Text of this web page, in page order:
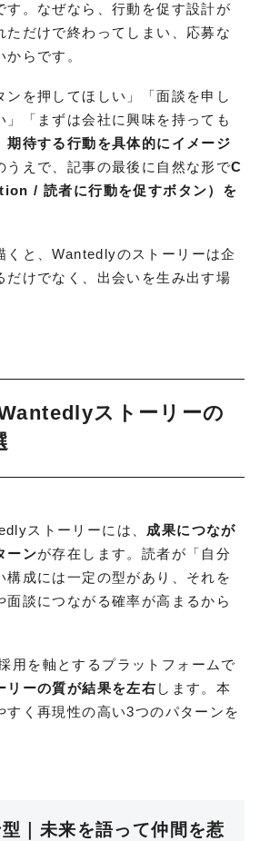
す。なぜなら、行動を促す設計が
ただけで終わってしまい、応募な
らです。
ンを押してほしい」「面談を申し
」「まずは会社に興味を持っても
期待する行動を具体的にイメージ
うえで、記事の最後に自然な形でC
/ 読者に行動を促すボタン）を
くと、Wantedlyのストーリーは企
だけでなく、出会いを生み出す場
ストーリーの
ストーリーには、 成果につなが
ーンが存在します。読者が「自分
構成には一定の型があり、それを
面談につながる確率が高まるから
用を軸とするプラットフォームで
リーの質が結果を左右 します。本
すく再現性の高い3つのパターンを
｜未来を語って仲間を惹